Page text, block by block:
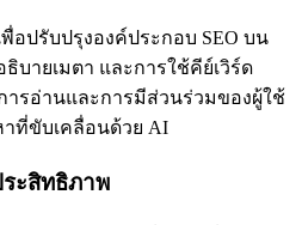
อปรับปรุงองค์ประกอบ SEO บน
บายเมตา และการใช้คีย์เวิร์ด
ารอ่านและการมีส่วนร่วมของผู้ใช้
าที่ขับเคลื่อนด้วย AI
ะสิทธิภาพ